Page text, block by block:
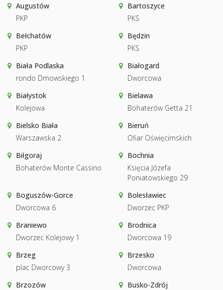
Augustów
PKP
Bartoszyce
PKS
Bełchatów
PKP
Będzin
PKS
Biała Podlaska
rondo Dmowskiego 1
Białogard
Dworcowa
Białystok
Kolejowa
Bielawa
Bohaterów Getta 21
Bielsko Biała
Warszawska 2
Bieruń
Ofiar Oświęcimskich
Biłgoraj
Bohaterów Monte Cassino
Bochnia
Księcia Józefa
Poniatowskiego 29
Boguszów-Gorce
Dworcowa 6
Bolesławiec
Dworzec PKP
Braniewo
Dworzec Kolejowy 1
Brodnica
Dworcowa 19
Brzeg
plac Dworcowy 3
Brzesko
Dworcowa
Brzozów
Busko-Zdrój